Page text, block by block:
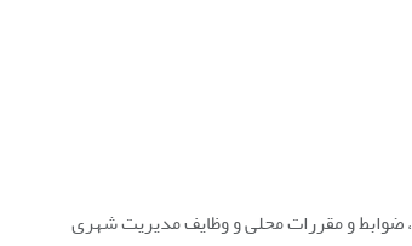
ضوابط و مقررات محلی و وظایف مدیریت شهری